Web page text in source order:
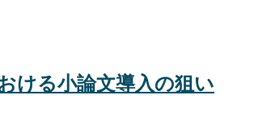
ける小論文導入の狙い